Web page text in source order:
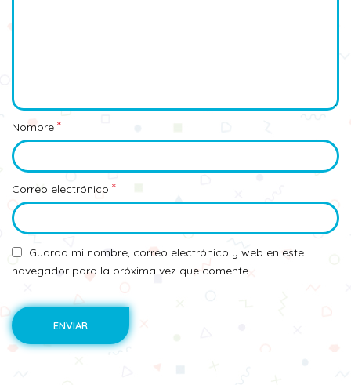
Nombre *
Correo electrónico *
Guarda mi nombre, correo electrónico y web en este
navegador para la próxima vez que comente.